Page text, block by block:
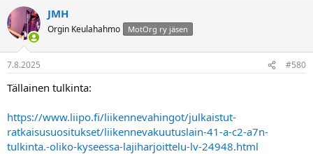
JMH
Orgin Keulahahmo MotOrg ry jäsen
7.8.2025 #580
Tällainen tulkinta:
https://www.liipo.fi/liikennevahingot/julkaistut-
ratkaisusuositukset/liikennevakuutuslain-41-a-c2-a7n-
tulkinta.-oliko-kyseessa-lajiharjoittelu-lv-24948.html